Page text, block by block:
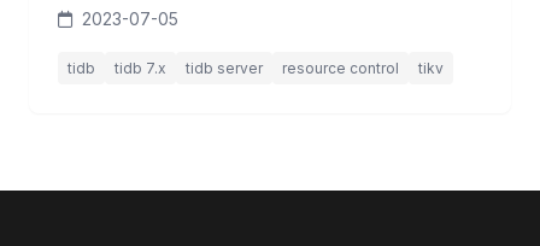
控 (Resource Control) 是必须要充分理解、测试的一个
学术方面的精进已经力不从心，大部分的时间都在强
2023-07-05
tidb tidb 7.x tidb server resource control tikv